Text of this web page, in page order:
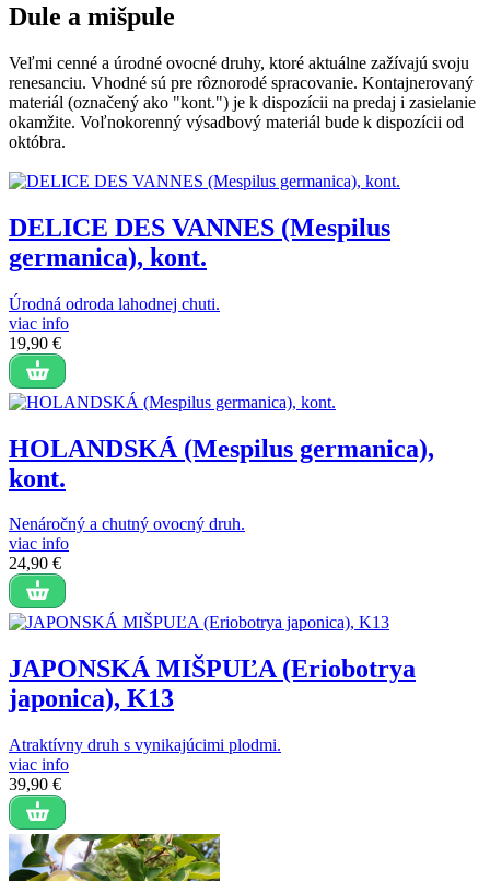
Dule a mišpule
Veľmi cenné a úrodné ovocné druhy, ktoré aktuálne zažívajú svoju
renesanciu. Vhodné sú pre rôznorodé spracovanie. Kontajnerovaný
materiál (označený ako "kont.") je k dispozícii na predaj i zasielanie
okamžite. Voľnokorenný výsadbový materiál bude k dispozícii od
októbra.
DELICE DES VANNES (Mespilus
germanica), kont.
Úrodná odroda lahodnej chuti.
viac info
19,90 €
HOLANDSKÁ (Mespilus germanica),
kont.
Nenáročný a chutný ovocný druh.
viac info
24,90 €
JAPONSKÁ MIŠPUĽA (Eriobotrya
japonica), K13
Atraktívny druh s vynikajúcimi plodmi.
viac info
39,90 €